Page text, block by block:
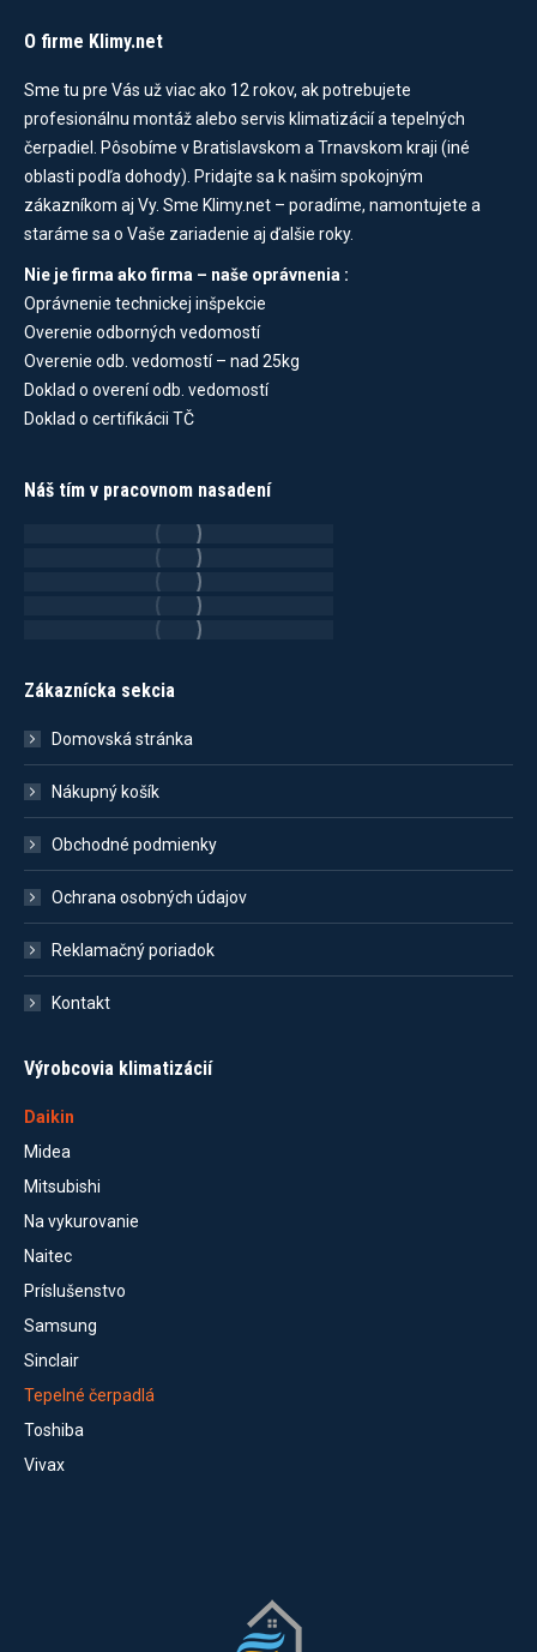
O firme Klimy.net
Sme tu pre Vás už viac ako 12 rokov, ak potrebujete
profesionálnu montáž alebo servis klimatizácií a tepelných
čerpadiel. Pôsobíme v Bratislavskom a Trnavskom kraji (iné
oblasti podľa dohody). Pridajte sa k našim spokojným
zákazníkom aj Vy. Sme Klimy.net – poradíme, namontujete a
staráme sa o Vaše zariadenie aj ďalšie roky.
Nie je firma ako firma – naše oprávnenia :
Oprávnenie technickej inšpekcie
Overenie odborných vedomostí
Overenie odb. vedomostí – nad 25kg
Doklad o overení odb. vedomostí
Doklad o certifikácii TČ
Náš tím v pracovnom nasadení
Zákaznícka sekcia
Domovská stránka
Nákupný košík
Obchodné podmienky
Ochrana osobných údajov
Reklamačný poriadok
Kontakt
Výrobcovia klimatizácií
Daikin
Midea
Mitsubishi
Na vykurovanie
Naitec
Príslušenstvo
Samsung
Sinclair
Tepelné čerpadlá
Toshiba
Vivax